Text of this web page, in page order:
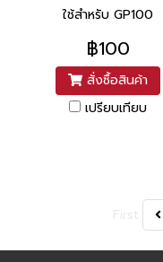
ใช้สำหรับ GP100
฿100
สั่งซื้อสินค้า
เปรียบเทียบ